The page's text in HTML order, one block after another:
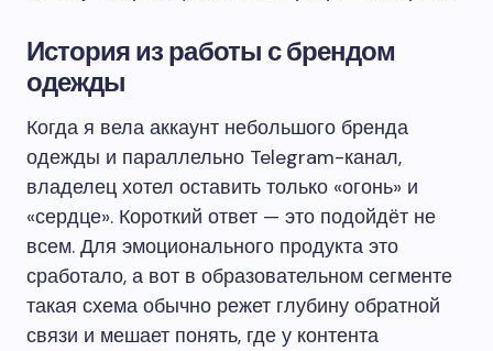
История из работы с брендом
одежды
Когда я вела аккаунт небольшого бренда
одежды и параллельно Telegram-канал,
владелец хотел оставить только «огонь» и
«сердце». Короткий ответ — это подойдёт не
всем. Для эмоционального продукта это
сработало, а вот в образовательном сегменте
такая схема обычно режет глубину обратной
связи и мешает понять, где у контента